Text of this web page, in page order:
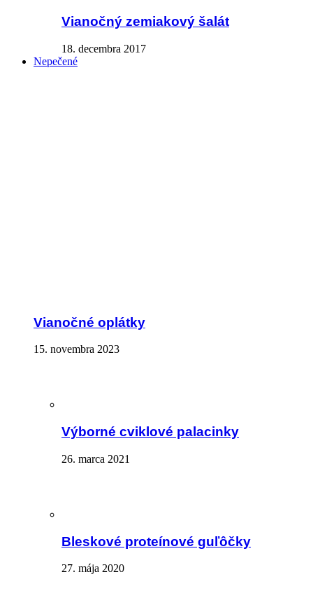
Vianočný zemiakový šalát
18. decembra 2017
Nepečené
Vianočné oplátky
15. novembra 2023
Výborné cviklové palacinky
26. marca 2021
Bleskové proteínové guľôčky
27. mája 2020